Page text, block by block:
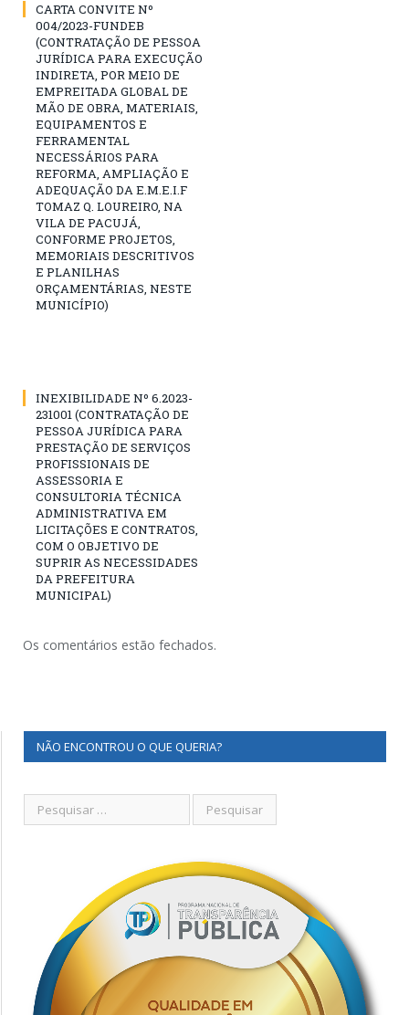
CARTA CONVITE Nº
004/2023-FUNDEB
(CONTRATAÇÃO DE PESSOA
JURÍDICA PARA EXECUÇÃO
INDIRETA, POR MEIO DE
EMPREITADA GLOBAL DE
MÃO DE OBRA, MATERIAIS,
EQUIPAMENTOS E
FERRAMENTAL
NECESSÁRIOS PARA
REFORMA, AMPLIAÇÃO E
ADEQUAÇÃO DA E.M.E.I.F
TOMAZ Q. LOUREIRO, NA
VILA DE PACUJÁ,
CONFORME PROJETOS,
MEMORIAIS DESCRITIVOS
E PLANILHAS
ORÇAMENTÁRIAS, NESTE
MUNICÍPIO)
INEXIBILIDADE Nº 6.2023-
231001 (CONTRATAÇÃO DE
PESSOA JURÍDICA PARA
PRESTAÇÃO DE SERVIÇOS
PROFISSIONAIS DE
ASSESSORIA E
CONSULTORIA TÉCNICA
ADMINISTRATIVA EM
LICITAÇÕES E CONTRATOS,
COM O OBJETIVO DE
SUPRIR AS NECESSIDADES
DA PREFEITURA
MUNICIPAL)
Os comentários estão fechados.
NÃO ENCONTROU O QUE QUERIA?